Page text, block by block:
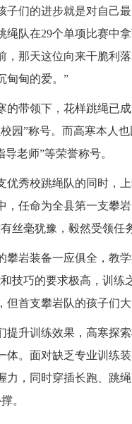
子们的进步就是对自己
绳队在29个单项比赛中
，那天这位向来干脆利
甸甸的爱。”
的带领下，花样跳绳已
园”称号。而高寒本人
老师”等荣誉称号。
优秀校跳绳队的同时，
，任命为全县第一支攀
丝毫犹豫，毅然受领任
攀岩装备一应俱全，教
技巧的要求极高，训练
但首支攀岩队的孩子们大
提升训练效果，高寒探
体。面对缺乏专业训练
力，同时穿插长跑、跳
。